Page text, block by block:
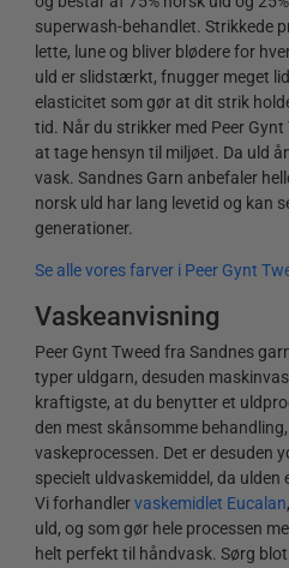
superwash-behandlet. Strikkede
lette, lune og bliver blødere for
uld er slidstærkt, fnugger meget
elasticitet som gør at dit strik
tid. Når du strikker med Peer
at tage hensyn til miljøet. Da uld
vask. Sandnes Garn anbefaler
norsk uld har lang levetid og kan
generationer.
Se alle vores farver i Peer Gynt
Vaskeanvisning
Peer Gynt Tweed fra Sandnes
typer uldgarn, desuden
kraftigste, at du benytter et
den mest skånsomme
vaskeprocessen. Det er desuden
specielt uldvaskemiddel, da ulden
Vi forhandlervaskemidlet Eucalan
uld, og som gør hele processen
helt perfekt til håndvask. Sørg